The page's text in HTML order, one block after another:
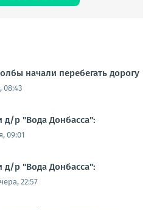
начали перебегать дорогу
08:43
р "Вода Донбасса":
09:01
р "Вода Донбасса":
22:57